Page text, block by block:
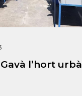
l’hort urbà